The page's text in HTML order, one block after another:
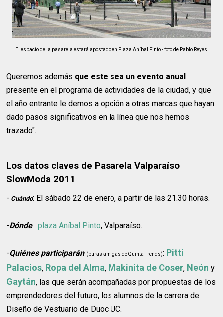
El espacio de la pasarela estará apostado en Plaza Aníbal Pinto - foto de Pablo Reyes
Queremos además que este sea un evento anual
presente en el programa de actividades de la ciudad, y que
el año entrante le demos a opción a otras marcas que hayan
dado pasos significativos en la línea que nos hemos
trazado".
Los datos claves de Pasarela Valparaíso
SlowModa 2011
- Cuándo: El sábado 22 de enero, a partir de las 21.30 horas.
-Dónde:plaza Aníbal Pinto, Valparaíso.
-Quiénes participarán (puras amigas de Quinta Trends): Pitti
Palacios, Ropa del Alma, Makinita de Coser, Neón y
Gaytán, las que serán acompañadas por propuestas de los
emprendedores del futuro, los alumnos de la carrera de
Diseño de Vestuario de Duoc UC.